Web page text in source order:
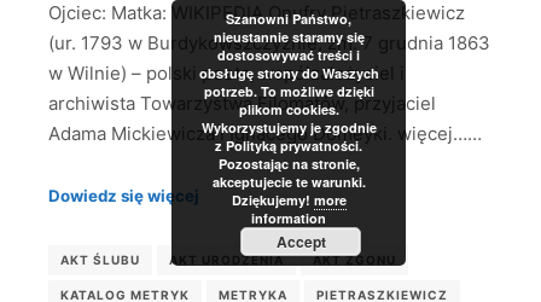
Ojciec: Matka: WIKIPEDIA Onufry Pietraszkiewicz
(ur. 1793 w Burdykowszczyznie, zm. 7 grudnia 1863
w Wilnie) – polski poeta, współzałożyciel i
archiwista Towarzystwa Filomatów, przyjaciel
Adama Mickiewicza i Ignacego Domeyki. więcej……
Dowiedz się więcej
AKT ŚLUBU AKT URODZENIA AKT ZGONU
KATALOG METRYK METRYKA PIETRASZKIEWICZ
Szanowni Państwo,
nieustannie staramy się
dostosowywać treści i
obsługę strony do Waszych
potrzeb. To możliwe dzięki
plikom cookies.
Wykorzystujemy je zgodnie
z Polityką prywatności.
Pozostając na stronie,
akceptujecie te warunki.
Dziękujemy! more
information
Accept